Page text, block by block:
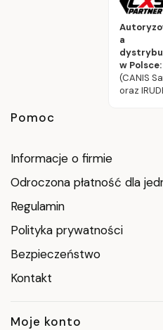
a
w Polsce:
(CANIS
oraz
Linki w stopce
Pomoc
Informacje o firmie
Odroczona płatność dla
Regulamin
Polityka prywatności
Bezpieczeństwo
Kontakt
Moje konto